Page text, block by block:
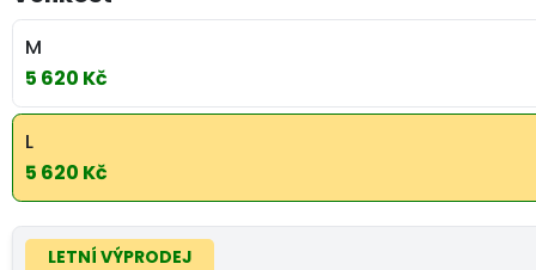
M
5 620 Kč
L
5 620 Kč
LETNÍ VÝPRODEJ